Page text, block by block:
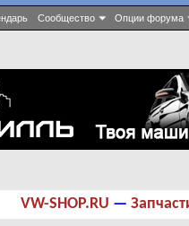
Сообщество Опции форума
VW-SHOP.RU —